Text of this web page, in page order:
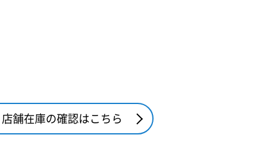
店舗在庫の確認はこちら